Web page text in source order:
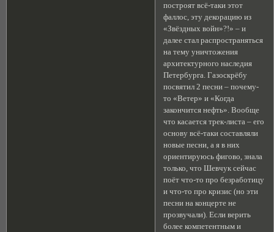
построят всё-таки этот
фаллос, эту декорацию из
«Звёздных войн»?!» – и
далее стал распространяться
на тему уничтожения
архитектурного наследия
Петербурга. Газоскрёбу
посвятил 2 песни – почему-
то «Ветер» и «Когда
закончится нефть». Вообще
что касается трек-листа – его
основу всё-таки составляли
новые песни, а я в них
ориентируюсь фигово, знала
только, что Шевчук сейчас
поёт что-то про безработицу
и что-то про кризис (но эти
песни на концерте не
прозвучали). Если верить
более компетентным и